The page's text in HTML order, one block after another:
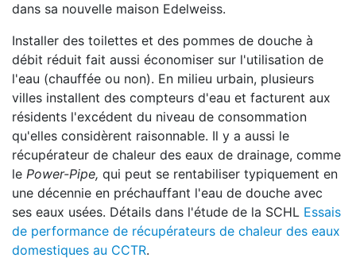
dans sa nouvelle maison Edelweiss.
Installer des toilettes et des pommes de douche à
débit réduit fait aussi économiser sur l'utilisation de
l'eau (chauffée ou non). En milieu urbain, plusieurs
villes installent des compteurs d'eau et facturent aux
résidents l'excédent du niveau de consommation
qu'elles considèrent raisonnable. Il y a aussi le
récupérateur de chaleur des eaux de drainage, comme
le Power-Pipe, qui peut se rentabiliser typiquement en
une décennie en préchauffant l'eau de douche avec
ses eaux usées. Détails dans l'étude de la SCHL Essais
de performance de récupérateurs de chaleur des eaux
domestiques au CCTR.